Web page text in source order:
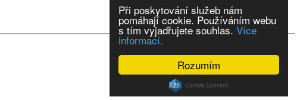
Rozumím
Při poskytování služeb nám
pomáhají cookie. Používáním webu
s tím vyjadřujete souhlas. Více
informací.